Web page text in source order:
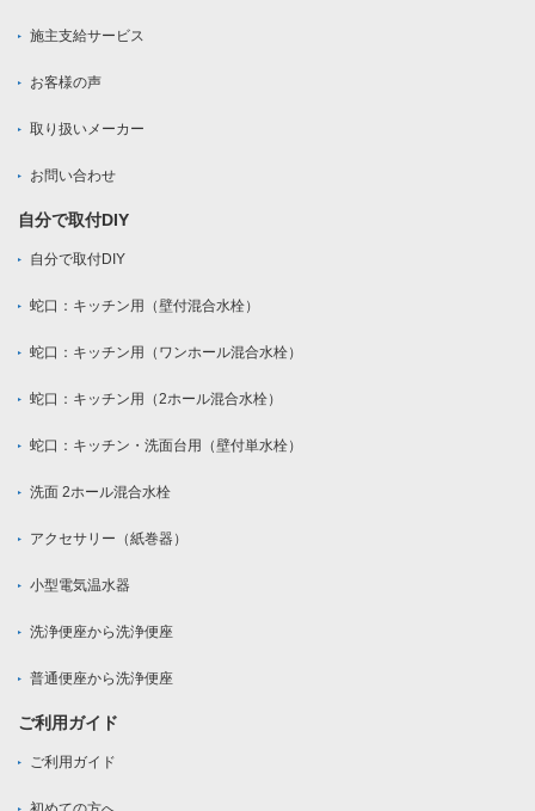
施主支給サービス
お客様の声
取り扱いメーカー
お問い合わせ
自分で取付DIY
自分で取付DIY
蛇口：キッチン用（壁付混合水栓）
蛇口：キッチン用（ワンホール混合水栓）
蛇口：キッチン用（2ホール混合水栓）
蛇口：キッチン・洗面台用（壁付単水栓）
洗面 2ホール混合水栓
アクセサリー（紙巻器）
小型電気温水器
洗浄便座から洗浄便座
普通便座から洗浄便座
ご利用ガイド
ご利用ガイド